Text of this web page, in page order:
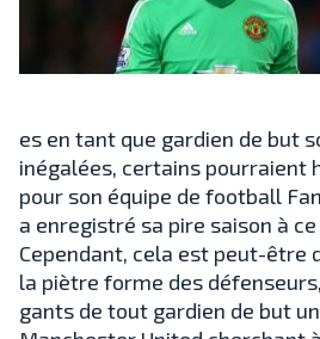
es en tant que gardien de but
inégalées, certains pourraient
pour son équipe de football
a enregistré sa pire saison à
Cependant, cela est peut-être
la piètre forme des
gants de tout gardien de but